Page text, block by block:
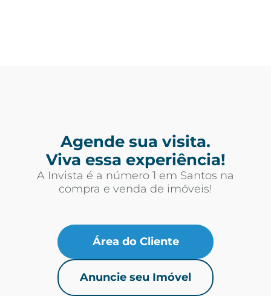
Agende sua visita.
Viva essa experiência!
A Invista é a número 1 em Santos na
compra e venda de imóveis!
Área do Cliente
Anuncie seu Imóvel